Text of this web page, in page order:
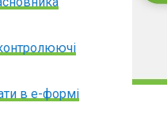
в е-формі